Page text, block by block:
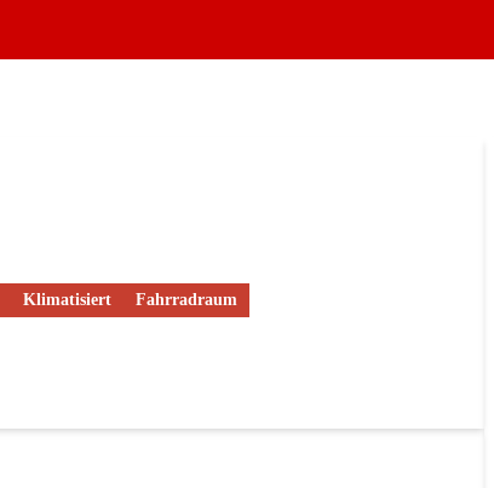
Klimatisiert Fahrradraum